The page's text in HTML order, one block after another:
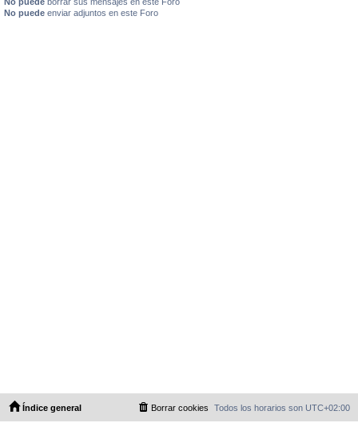
No puede enviar adjuntos en este Foro
Índice general Todos los horarios son UTC+02:00
Borrar cookies